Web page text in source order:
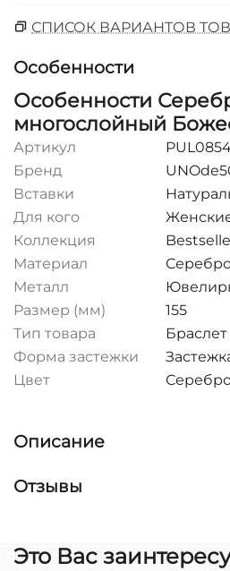
СПИСОК ВАРИАНТОВ
Особенности
Особенности
многослойный
разум UNOde50 A
Артикул
Бренд
Вставки
Для кого
Коллекция
Материал
Металл
Размер (мм)
155
Тип товара
Браслет
Форма застежки
Цвет
Описание
Отзывы
Это Вас